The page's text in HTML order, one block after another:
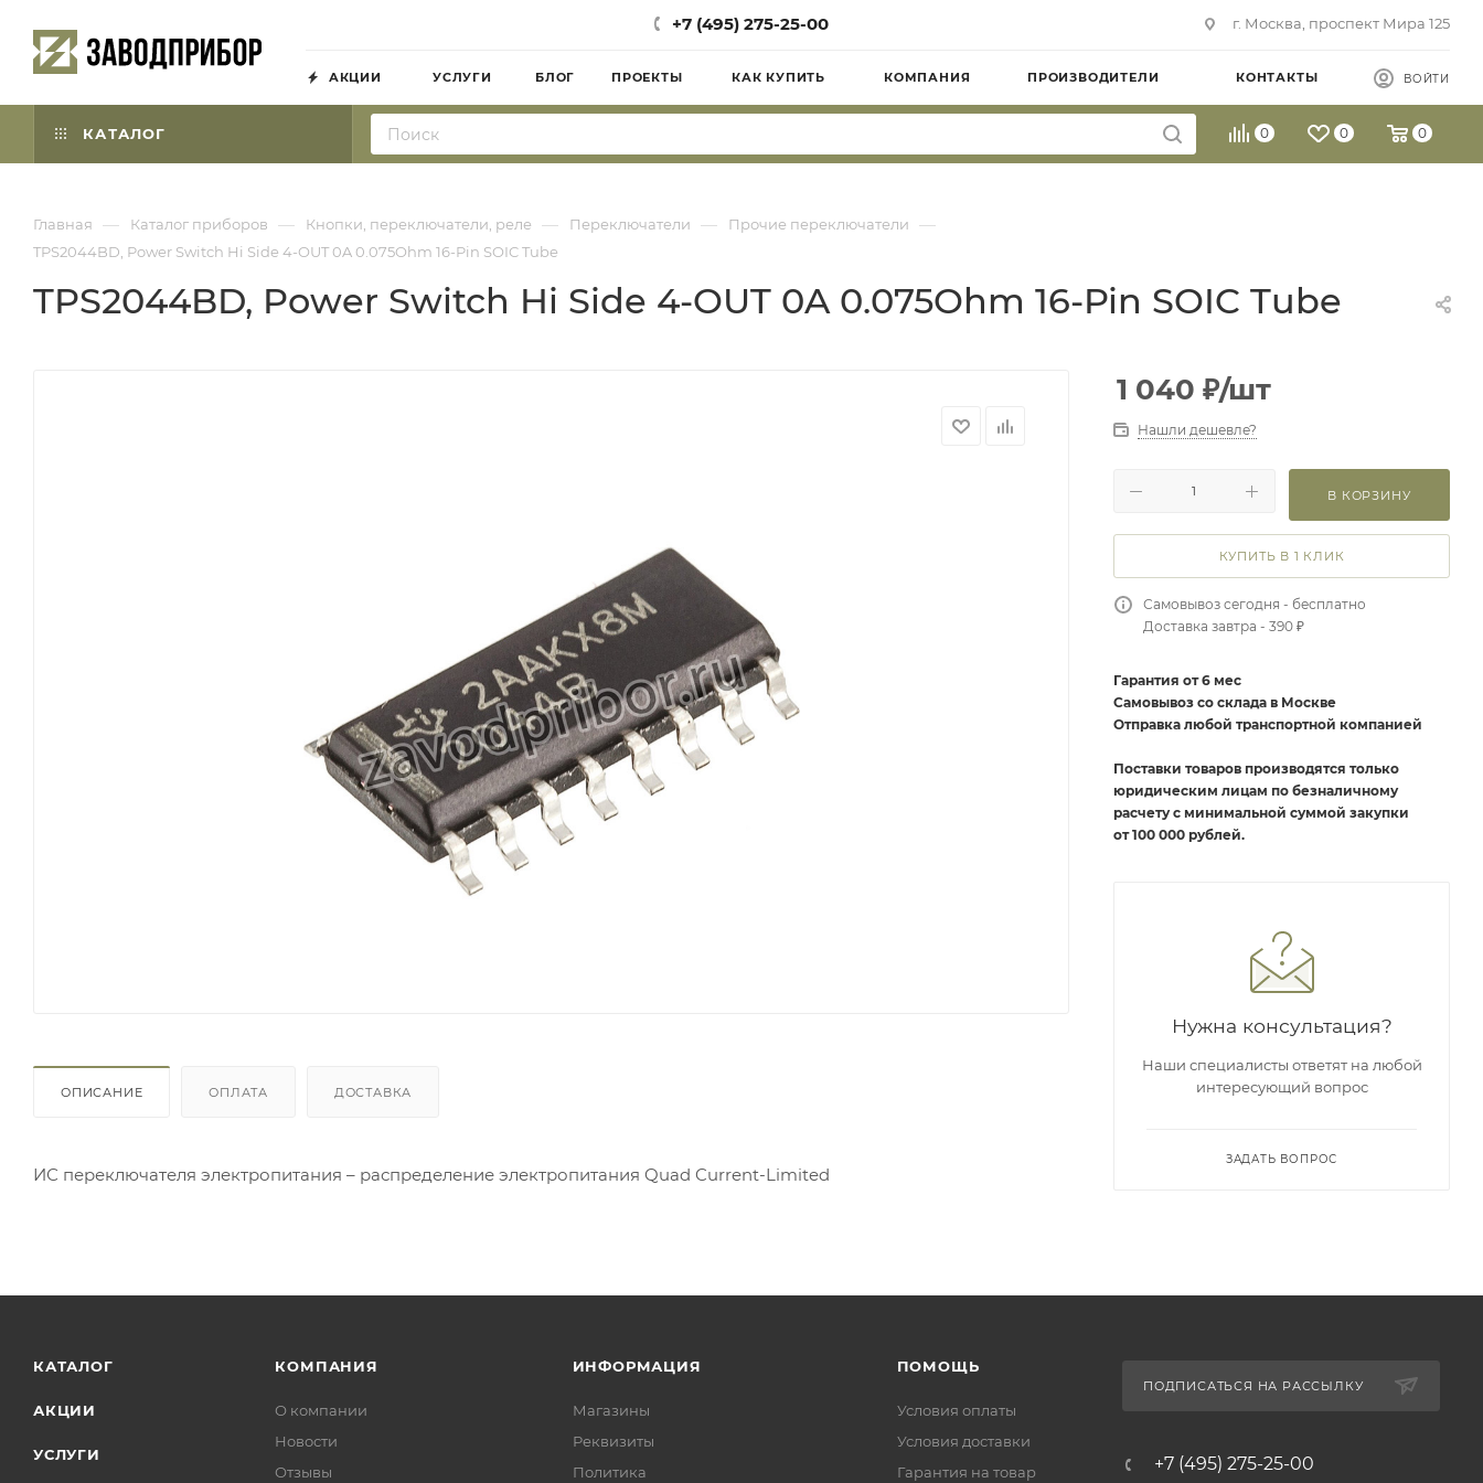
+7 (495) 275-25-00 г. Москва, проспект Мира 125
АКЦИИ УСЛУГИ БЛОГ ПРОЕКТЫ КАК КУПИТЬ КОМПАНИЯ ПРОИЗВОДИТЕЛИ КОНТАКТЫ ВОЙТИ
КАТАЛОГ 0 0 0
Главная — Каталог приборов — Кнопки, переключатели, реле — Переключатели — Прочие переключатели —
TPS2044BD, Power Switch Hi Side 4-OUT 0A 0.075Ohm 16-Pin SOIC Tube
TPS2044BD, Power Switch Hi Side 4-OUT 0A 0.075Ohm 16-Pin SOIC Tube
ОПИСАНИЕ ОПЛАТА ДОСТАВКА
ИС переключателя электропитания – распределение электропитания Quad Current-Limited
1 040 ₽/шт
Нашли дешевле?
В КОРЗИНУ
КУПИТЬ В 1 КЛИК
Самовывоз сегодня - бесплатно
Доставка завтра - 390 ₽
Гарантия от 6 мес
Самовывоз со склада в Москве
Отправка любой транспортной компанией
Поставки товаров производятся только
юридическим лицам по безналичному
расчету с минимальной суммой закупки
от 100 000 рублей.
Нужна консультация?
Наши специалисты ответят на любой
интересующий вопрос
ЗАДАТЬ ВОПРОС
КАТАЛОГ
АКЦИИ
УСЛУГИ
КОМПАНИЯ
О компании
Новости
Отзывы
ИНФОРМАЦИЯ
Магазины
Реквизиты
Политика
ПОМОЩЬ
Условия оплаты
Условия доставки
Гарантия на товар
ПОДПИСАТЬСЯ НА РАССЫЛКУ
+7 (495) 275-25-00